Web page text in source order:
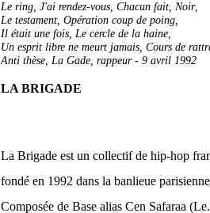
Le ring, J'ai rendez-vous, Chacun fait, Noir,
Le testament, Opération coup de poing,
Il était une fois, Le cercle de la haine,
Un esprit libre ne meurt jamais, Cours de
Anti thèse, La Gade, rappeur- 9 avril 1992
LA BRIGADE
La Brigade est un collectif de hip-hop
fondé en 1992 dans la banlieue
Composée de Base alias Cen Safaraa